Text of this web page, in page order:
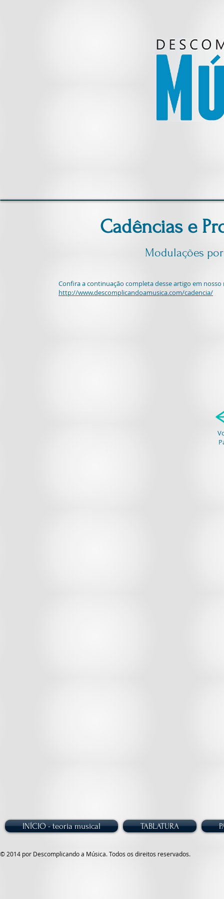
Cadências e
Modulações
Confira a continuação completa desse artigo em nosso
http://www.descomplicandoamusica.com/cadencia/
INÍCIO - teoria musical TABLATURA
© 2014 por Descomplicando a Música. Todos os direitos reservados.